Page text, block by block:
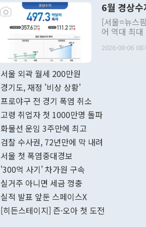
주의적 희망
관의 대북
관 부처 장
관의 무리한
다. [정동영 통일부 장관이 지난달 23일 오후 서울 종로구 정부서울청사에
무너졌다고
함께 4자 대
"우리의 선
6월 경상
[서울=뉴스
어 역대 최
료=한국은행] 한국은행이 6일 발표한 '2026년 6월 국제수지(잠정)'
며 월간 기
196.9% 급
수출은
기록했지만
로 전환됐다.
2026-08-06
서울 외곽 월세 200만원
경기도, 재정 '비상 상황'
프로야구 전 경기 폭염 취소
고령 취업자 첫 1000만명 돌파
화물선 운임 3주만에 최고
검찰 수사권, 72년만에 막 내려
서울 첫 폭염중대경보
'300억 사기' 차가원 구속
실거주 아니면 세금 껑충
실적 발표 앞둔 스페이스X
[히든스테이지] 즌·오아 첫 도전